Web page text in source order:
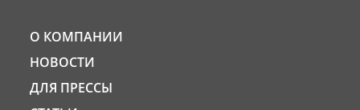
О КОМПАНИИ
НОВОСТИ
ДЛЯ ПРЕССЫ